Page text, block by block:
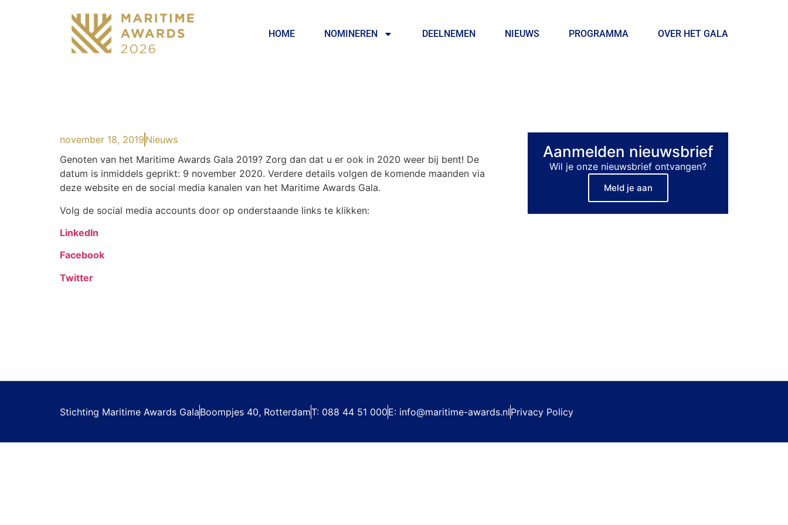
HOME NOMINEREN DEELNEMEN NIEUWS PROGRAMMA OVER HET GALA
november 18, 2019 Nieuws
Genoten van het Maritime Awards Gala 2019? Zorg dan dat u er ook in 2020 weer bij bent! De
datum is inmiddels geprikt: 9 november 2020. Verdere details volgen de komende maanden via
deze website en de social media kanalen van het Maritime Awards Gala.
Volg de social media accounts door op onderstaande links te klikken:
LinkedIn
Facebook
Twitter
Aanmelden nieuwsbrief
Wil je onze nieuwsbrief ontvangen?
Meld je aan
Stichting Maritime Awards GalaBoompjes 40, RotterdamT: 088 44 51 000E: info@maritime-awards.nlPrivacy Policy